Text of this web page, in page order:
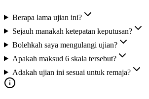
Berapa lama ujian ini?
Sejauh manakah ketepatan keputusan?
Bolehkah saya mengulangi ujian?
Apakah maksud 6 skala tersebut?
Adakah ujian ini sesuai untuk remaja?